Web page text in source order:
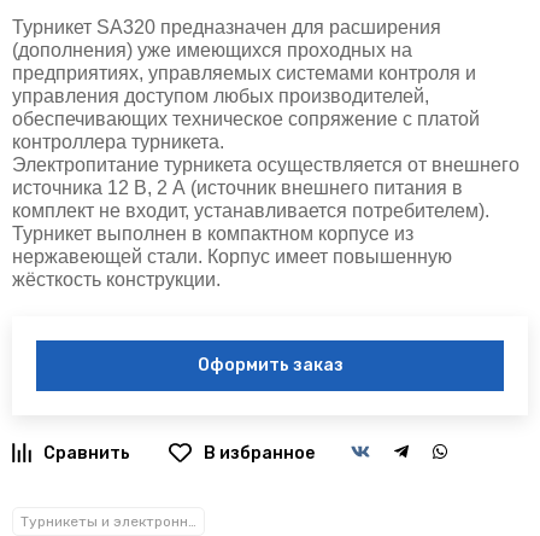
Турникет SA320 предназначен для расширения
(дополнения) уже имеющихся проходных на
предприятиях, управляемых системами контроля и
управления доступом любых производителей,
обеспечивающих техническое сопряжение с платой
контроллера турникета.
Электропитание турникета осуществляется от внешнего
источника 12 В, 2 А (источник внешнего питания в
комплект не входит, устанавливается потребителем).
Турникет выполнен в компактном корпусе из
нержавеющей стали. Корпус имеет повышенную
жёсткость конструкции.
Оформить заказ
В избранное
Турникеты и электронные проходные